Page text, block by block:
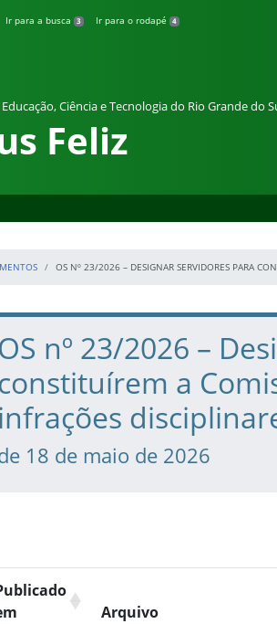
Ir para a busca 3 Ir para o rodapé 4
Ciência e Tecnologia do Rio Grande do
Feliz
OS Nº 23/2026 – DESIGNAR SERVIDORES PARA
do conteúdo
OS nº 23/2026 –
a
infrações
18 de maio de 2026
Arquivo